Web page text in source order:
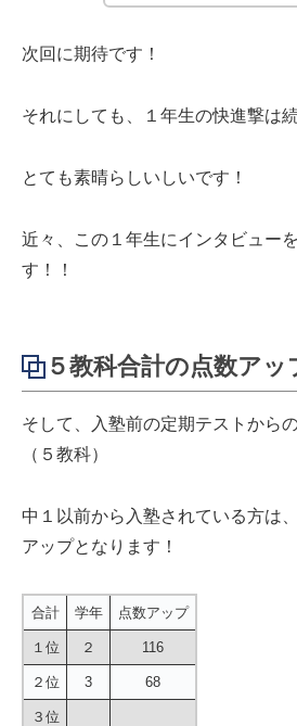
次回に期待です！
それにしても、１年生の快進撃は
とても素晴らしいしいです！
近々、この１年生にインタビュー
す！！
５教科合計の点数アッ
そして、入塾前の定期テストから
（５教科）
中１以前から入塾されている方は
アップとなります！
合計 学年 点数アップ
１位 ２ 116
２位 3 68
３位